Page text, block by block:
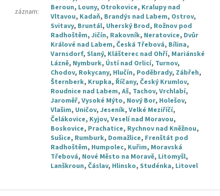
záznam:
Beroun, Louny, Otrokovice, Kralupy nad
Vltavou, Kadaň, Brandýs nad Labem, Ostrov,
Svitavy, Bruntál, Uherský Brod, Rožnov pod
Radhoštěm, Jičín, Rakovník, Neratovice, Dvůr
Králové nad Labem, Česká Třebová, Bílina,
Varnsdorf, Slaný, Klášterec nad Ohří, Mariánské
Lázně, Nymburk, Ústí nad Orlicí, Turnov,
Chodov, Rokycany, Hlučín, Poděbrady, Zábřeh,
Šternberk, Krupka, Říčany, Český Krumlov,
Roudnice nad Labem, Aš, Tachov, Vrchlabí,
Jaroměř, Vysoké Mýto, Nový Bor, Holešov,
Vlašim, Uničov, Jeseník, Velké Meziříčí,
Čelákovice, Kyjov, Veselí nad Moravou,
Boskovice, Prachatice, Rychnov nad Kněžnou,
Sušice, Rumburk, Domažlice, Frenštát pod
Radhoštěm, Humpolec, Kuřim, Moravská
Třebová, Nové Město na Moravě, Litomyšl,
Lanškroun, Čáslav, Hlinsko, Studénka, Litovel